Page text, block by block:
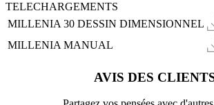
TELECHARGEMENTS
MILLENIA 30 DESSIN DIMENSIONNEL
MILLENIA MANUAL
AVIS DES